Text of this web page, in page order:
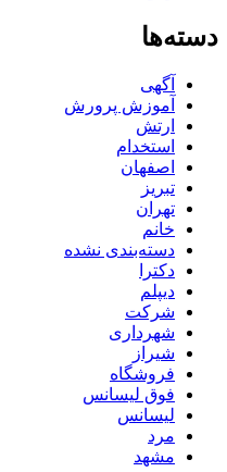
دسته‌ها
آگهی
آموزش پرورش
ارتش
استخدام
اصفهان
تبریز
تهران
خانم
دسته‌بندی نشده
دکترا
دیپلم
شرکت
شهرداری
شیراز
فروشگاه
فوق لیسانس
لیسانس
مرد
مشهد